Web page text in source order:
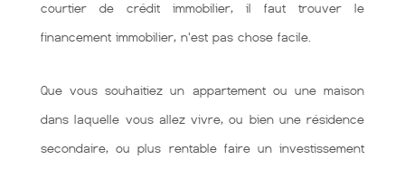
courtier de crédit immobilier, il faut trouver le
financement immobilier, n'est pas chose facile.
Que vous souhaitiez un appartement ou une maison
dans laquelle vous allez vivre, ou bien une résidence
secondaire, ou plus rentable faire un investissement